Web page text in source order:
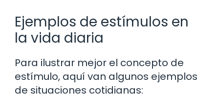
Ejemplos de estímulos en
la vida diaria
Para ilustrar mejor el concepto de
estímulo, aquí van algunos ejemplos
de situaciones cotidianas: